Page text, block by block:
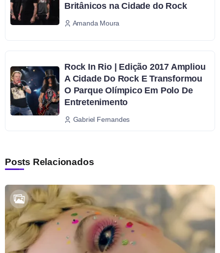
Britânicos na Cidade do Rock
Amanda Moura
Rock In Rio | Edição 2017 Ampliou
A Cidade Do Rock E Transformou
O Parque Olímpico Em Polo De
Entretenimento
Gabriel Fernandes
Posts Relacionados